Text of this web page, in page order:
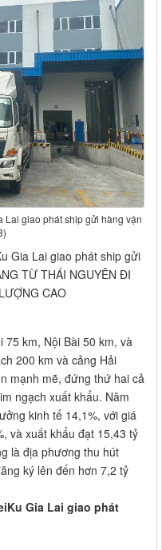
Lai giao phát ship gửi hàng vận
Gia Lai giao phát ship gửi
TỪ THÁI NGUYÊN ĐI
CAO
75 km, Nội Bài 50 km, và
200 km và cảng Hải
mạnh mẽ, đứng thứ hai cả
ngạch xuất khẩu. Năm
kinh tế 14,1%, với giá
và xuất khẩu đạt 15,43 tỷ
là địa phương thu hút
ký lên đến hơn 7,2 tỷ
Gia Lai giao phát